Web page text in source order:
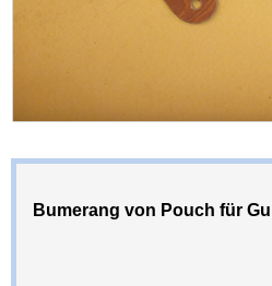
Bumerang von Pouch für